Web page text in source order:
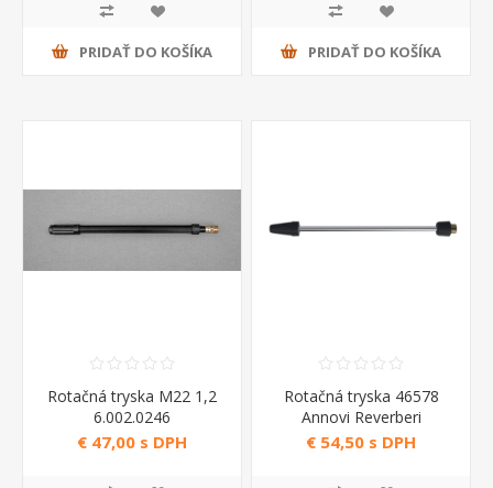
PRIDAŤ DO KOŠÍKA PRIDAŤ DO KOŠÍKA
Rotačná tryska M22 1,2
6.002.0246
€ 47,00 s DPH
Rotačná tryska 46578
Annovi Reverberi
€ 54,50 s DPH